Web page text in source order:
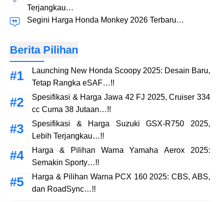
Terjangkau…
Segini Harga Honda Monkey 2026 Terbaru…
Berita Pilihan
Launching New Honda Scoopy 2025: Desain Baru,
Tetap Rangka eSAF…!!
Spesifikasi & Harga Jawa 42 FJ 2025, Cruiser 334
cc Cuma 38 Jutaan…!!
Spesifikasi & Harga Suzuki GSX-R750 2025,
Lebih Terjangkau…!!
Harga & Pilihan Warna Yamaha Aerox 2025:
Semakin Sporty…!!
Harga & Pilihan Warna PCX 160 2025: CBS, ABS,
dan RoadSync…!!